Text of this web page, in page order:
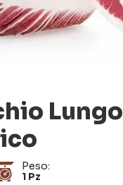
Lungo
Peso:
1 Pz